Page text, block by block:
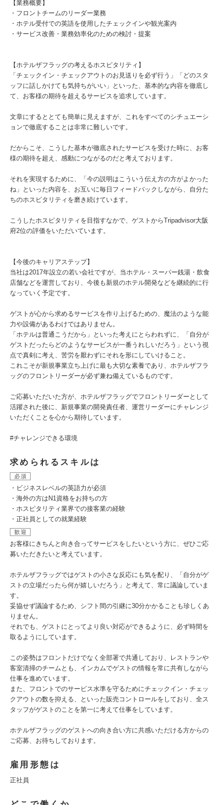
【業務概要】
・フロントチームのリーダー業務
・ホテル受付での英語を使用したチェックインや観光案内
・サービス改善・業務効率化のための検討・提案
【ホテルザフラッグの考えるホスピタリティ】
「チェックイン・チェックアウトのお見送りを必ず行う」「どのスタ
ッフに話しかけても気持ちがいい」といった、基本的な内容を徹底し
て、お客様の期待を超えるサービスを追求しています。
文章にするととても簡単に見えますが、これをすべてのシチュエーシ
ョンで徹底することは非常に難しいです。
だからこそ、こうした基本が徹底されたサービスを受けた時に、お客
様の期待を超え、感動につながるのだと考えております。
それを実現するために、「今の説明はこういう伝え方の方がよかった
ね」といった内容を、お互いに毎日フィードバックしながら、自分た
ちのホスピタリティを磨き続けています。
こうしたホスピタリティを目指すなかで、ゲストからTripadvisor大阪
府2位の評価をいただいています。
【今後のキャリアステップ】
当社は2017年設立の若い会社ですが、当ホテル・スーパー銭湯・飲食
店舗などを運営しており、今後も新規のホテル開発などを継続的に行
なっていく予定です。
ゲストが心から求めるサービスを作り上げるための、魔法のような能
力や設備があるわけではありません。
「ホテルは普通こうだから」といった考えにとらわれずに、「自分が
ゲストだったらどのようなサービスが一番うれしいだろう」という視
点で真剣に考え、苦労を厭わずにそれを形にしていけること。
これこそが新規事業立ち上げに最も大切な素養であり、ホテルザフラ
ッグのフロントリーダーが必ず兼ね備えているものです。
ご応募いただいた方が、ホテルザフラッグでフロントリーダーとして
活躍された後に、新規事業の開発責任者、運営リーダーにチャレンジ
いただくことを心から期待しています。
#チャレンジできる環境
求められるスキルは
必須
・ビジネスレベルの英語力が必須
・海外の方はN1資格をお持ちの方
・ホスピタリティ業界での接客業の経験
・正社員としての就業経験
歓迎
お客様にきちんと向き合ってサービスをしたいという方に、ぜひご応
募いただきたいと考えています。
ホテルザフラッグではゲストの小さな反応にも気を配り、「自分がゲ
ストの立場だったら何が嬉しいだろう」と考えて、常に議論していま
す。
妥協せず議論するため、シフト間の引継に30分かかることも珍しくあ
りません。
それでも、ゲストにとってより良い対応ができるように、必ず時間を
取るようにしています。
この姿勢はフロントだけでなく全部署で共通しており、レストランや
客室清掃のチームとも、インカムでゲストの情報を常に共有しながら
仕事を進めています。
また、フロントでのサービス水準を守るためにチェックイン・チェッ
クアウトの数を抑える、といった販売コントロールをしており、全ス
タッフがゲストのことを第一に考えて仕事をしています。
ホテルザフラッグのゲストへの向き合い方に共感いただける方からの
ご応募、お待ちしております。
雇用形態は
正社員